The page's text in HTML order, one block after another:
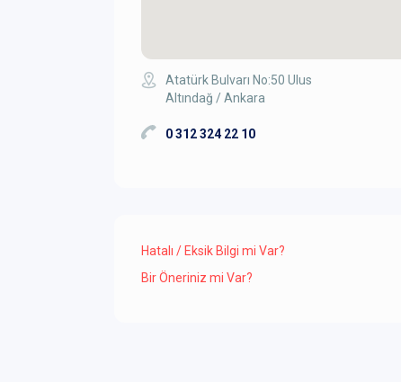
Atatürk Bulvarı No:50 Ulus
Altındağ / Ankara
0 312 324 22 10
Hatalı / Eksik Bilgi mi Var?
Bir Öneriniz mi Var?